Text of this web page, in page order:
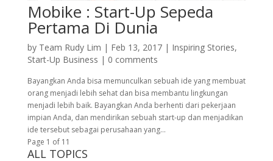
Mobike : Start-Up Sepeda
Pertama Di Dunia
by Team Rudy Lim | Feb 13, 2017| Inspiring Stories,
Start-Up Business | 0 comments
Bayangkan Anda bisa memunculkan sebuah ide yang membuat
orang menjadi lebih sehat dan bisa membantu lingkungan
menjadi lebih baik. Bayangkan Anda berhenti dari pekerjaan
impian Anda, dan mendirikan sebuah start-up dan menjadikan
ide tersebut sebagai perusahaan yang...
Page 1 of 1 1
ALL TOPICS